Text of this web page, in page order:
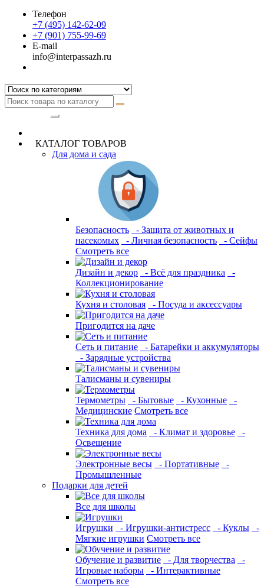
Телефон
+7 (495) 142-62-09
+7 (901) 755-99-69
E-mail
info@interpassazh.ru
КАТАЛОГ ТОВАРОВ
Для дома и сада
Безопасность
- Защита от животных и
насекомых
- Личная безопасность
- Сейфы
Смотреть все
Дизайн и декор - Всё для праздника
-
Коллекционирование
Кухня и столовая - Посуда и аксессуары
Пригодится на даче
Сеть и питание
- Батарейки и аккумуляторы
- Зарядные устройства
Талисманы и сувениры
Термометры - Бытовые - Кухонные
-
Медицинские Смотреть все
Техника для дома - Климат и здоровье
-
Освещение
Электронные весы - Портативные
-
Промышленные
Подарки для детей
Все для школы
Игрушки - Игрушки-антистресс - Куклы
-
Мягкие игрушки Смотреть все
Обучение и развитие - Для творчества
-
Игровые наборы
- Интерактивные
Смотреть все